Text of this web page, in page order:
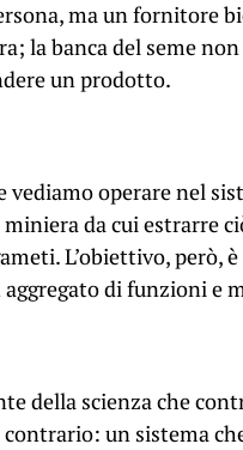
ma un fornitore
la banca del seme
un prodotto.
vediamo operare nel
da cui estrarre
L’obiettivo, però,
aggregato di funzioni e
della scienza che
un sistema